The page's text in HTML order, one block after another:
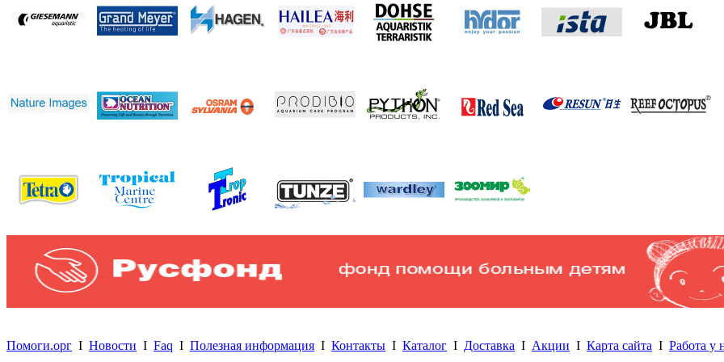
Помоги.орг I Новости I Faq I Полезная информация I Контакты I Каталог I Доставка I Акции I Карта сайта I Работа у